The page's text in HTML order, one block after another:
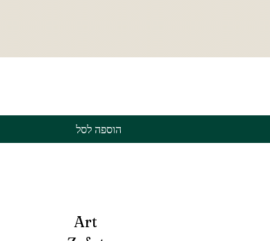
הוספה לסל
Art